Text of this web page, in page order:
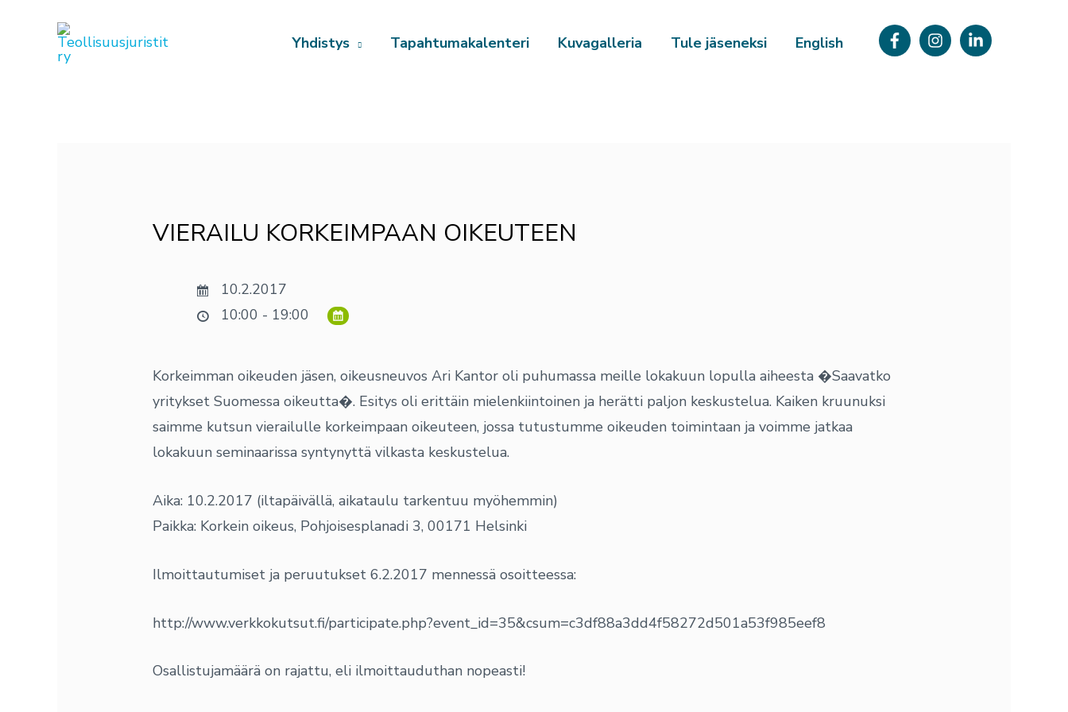
Yhdistys Tapahtumakalenteri Kuvagalleria Tule jäseneksi English
VIERAILU KORKEIMPAAN OIKEUTEEN
10.2.2017
10:00 - 19:00
Korkeimman oikeuden jäsen, oikeusneuvos Ari Kantor oli puhumassa meille lokakuun lopulla aiheesta �Saavatko
yritykset Suomessa oikeutta�. Esitys oli erittäin mielenkiintoinen ja herätti paljon keskustelua. Kaiken kruunuksi
saimme kutsun vierailulle korkeimpaan oikeuteen, jossa tutustumme oikeuden toimintaan ja voimme jatkaa
lokakuun seminaarissa syntynyttä vilkasta keskustelua.
Aika: 10.2.2017 (iltapäivällä, aikataulu tarkentuu myöhemmin)
Paikka: Korkein oikeus, Pohjoisesplanadi 3, 00171 Helsinki
Ilmoittautumiset ja peruutukset 6.2.2017 mennessä osoitteessa:
http://www.verkkokutsut.fi/participate.php?event_id=35&csum=c3df88a3dd4f58272d501a53f985eef8
Osallistujamäärä on rajattu, eli ilmoittauduthan nopeasti!